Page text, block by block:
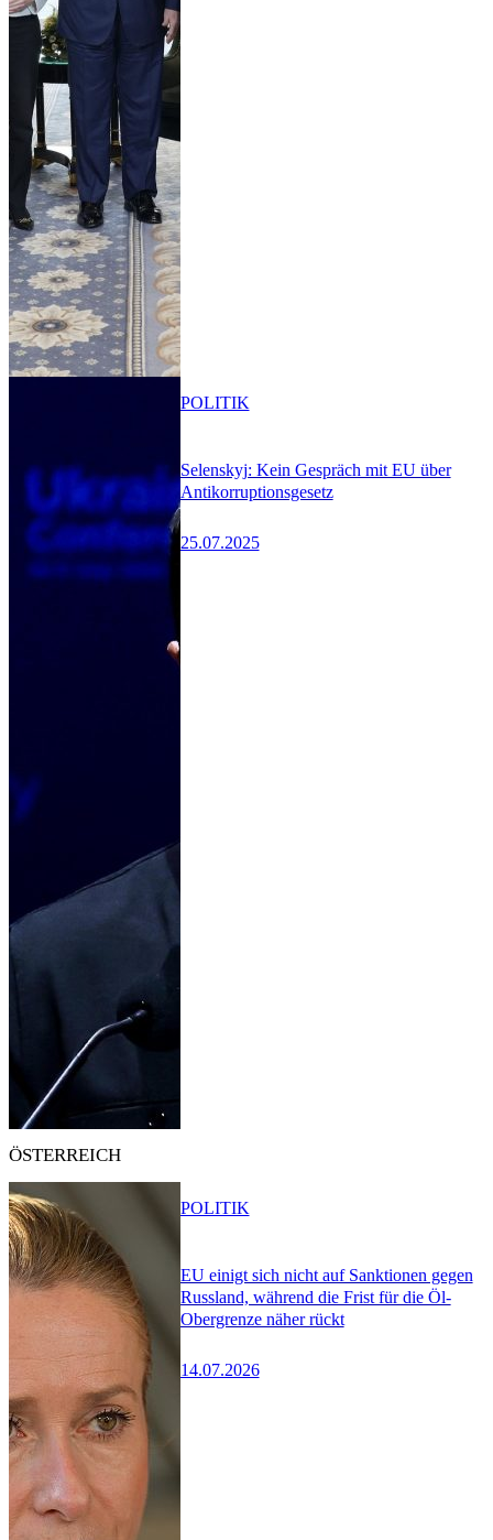
Selenskyj: Kein Gespräch mit EU über
Antikorruptionsgesetz
25.07.2025
POLITIK
ÖSTERREICH
EU einigt sich nicht auf Sanktionen gegen
Russland, während die Frist für die Öl-
Obergrenze näher rückt
14.07.2026
POLITIK